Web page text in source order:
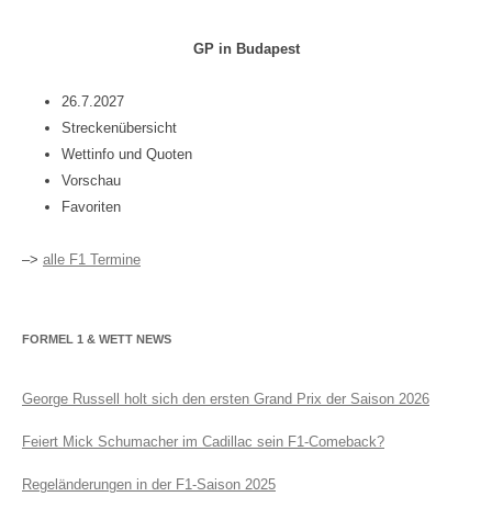
GP in Budapest
26.7.2027
Streckenübersicht
Wettinfo und Quoten
Vorschau
Favoriten
–> alle F1 Termine
FORMEL 1 & WETT NEWS
George Russell holt sich den ersten Grand Prix der Saison 2026
Feiert Mick Schumacher im Cadillac sein F1-Comeback?
Regeländerungen in der F1-Saison 2025